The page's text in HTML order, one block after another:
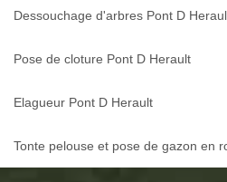
Dessouchage d'arbres Pont D
Pose de cloture Pont D Herault
Elagueur Pont D Herault
Tonte pelouse et pose de gazon en